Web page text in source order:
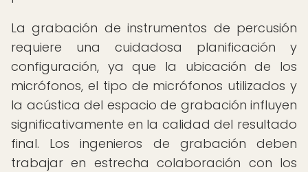
La grabación de instrumentos de percusión
requiere una cuidadosa planificación y
configuración, ya que la ubicación de los
micrófonos, el tipo de micrófonos utilizados y
la acústica del espacio de grabación influyen
significativamente en la calidad del resultado
final. Los ingenieros de grabación deben
trabajar en estrecha colaboración con los